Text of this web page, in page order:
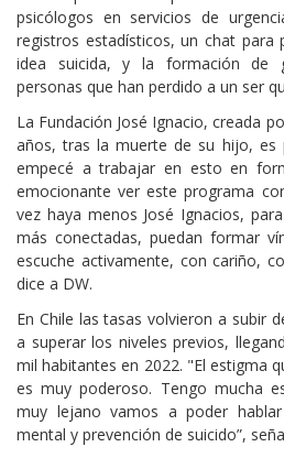
psicólogos en servicios de
registros estadísticos, un chat para
idea suicida, y la formación de
personas que han perdido a un ser
La Fundación José Ignacio, creada
años, tras la muerte de su hijo, es
empecé a trabajar en esto en
emocionante ver este programa
vez haya menos José Ignacios,
más conectadas, puedan formar
escuche activamente, con cariño,
dice a DW.
En Chile las tasas volvieron a subir
a superar los niveles previos,
mil habitantes en 2022. "El estigma
es muy poderoso. Tengo mucha
muy lejano vamos a poder
mental y prevención de suicido”,